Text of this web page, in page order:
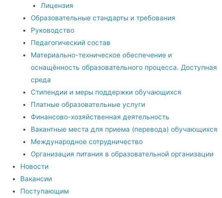
Лицензия
Образовательные стандарты и требования
Руководство
Педагогический состав
Материально-техническое обеспечение и
оснащённость образовательного процесса. Доступная
среда
Стипендии и меры поддержки обучающихся
Платные образовательные услуги
Финансово-хозяйственная деятельность
Вакантные места для приема (перевода) обучающихся
Международное сотрудничество
Организация питания в образовательной организации
Новости
Вакансии
Поступающим